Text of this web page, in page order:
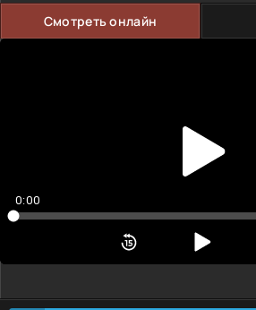
Смотреть онлайн
0:00